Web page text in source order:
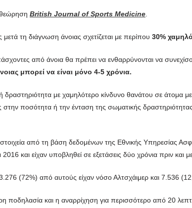
British Journal of Sports Medicine.
τη διάγνωση άνοιας σχετίζεται με περίπου 30%
από άνοια θα πρέπει να ενθαρρύνονται να
μπορεί να είναι μόνο 4-5 χρόνια.
δραστηριότητα με χαμηλότερο κίνδυνο θανάτου σε άτομα
στην ποσότητα ή την ένταση της σωματικής
από τη βάση δεδομένων της Εθνικής Υπηρεσίας
και είχαν υποβληθεί σε εξετάσεις δύο χρόνια πριν και
(72%) από αυτούς είχαν νόσο Αλτσχάιμερ και 7.536
και η αναρρίχηση για περισσότερο από 20